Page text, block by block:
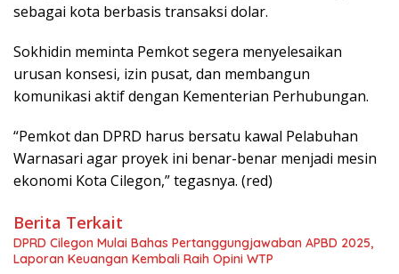
sebagai kota berbasis transaksi dolar.
Sokhidin meminta Pemkot segera menyelesaikan
urusan konsesi, izin pusat, dan membangun
komunikasi aktif dengan Kementerian Perhubungan.
“Pemkot dan DPRD harus bersatu kawal Pelabuhan
Warnasari agar proyek ini benar-benar menjadi mesin
ekonomi Kota Cilegon,” tegasnya. (red)
Berita Terkait
DPRD Cilegon Mulai Bahas Pertanggungjawaban APBD 2025,
Laporan Keuangan Kembali Raih Opini WTP